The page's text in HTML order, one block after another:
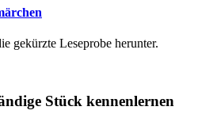
gekürzte Leseprobe herunter.
Stück kennenlernen